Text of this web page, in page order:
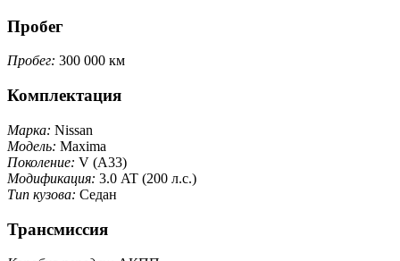
Пробег
Пробег: 300 000 км
Комплектация
Марка: Nissan
Модель: Maxima
Поколение: V (A33)
Модификация: 3.0 AT (200 л.с.)
Тип кузова: Седан
Трансмиссия